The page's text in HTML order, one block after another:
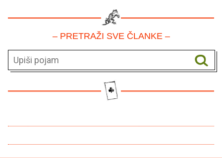
– PRETRAŽI SVE ČLANKE –